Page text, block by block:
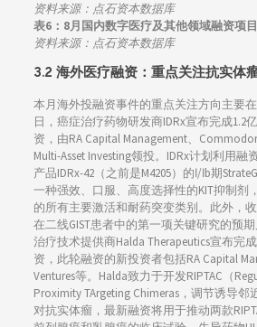
资料来源：点石资本数据库
表6：8月国内数字医疗及其他领域融资项
资料来源：点石资本数据库
3.2 海外医疗融资： 重点关注抗实体
本月海外投融资事件的重点关注方向主要
日，癌症治疗药物研发商IDRx宣布完成1.2
资，由RA Capital Management、
Multi-Asset Investing领投。IDRx计划利用
产品IDRx-42（之前是M4205）的Ⅰ/Ⅰb期
一种强效、口服、高度选择性的KIT抑制剂
的所有主要激活和耐药突变类别。此外，
在二线GIST患者中的第一项关键研究的预
治疗技术提供商Halda Therapeutics宣布完
资，此轮融资的新投资者包括RA Capital
Ventures等。Halda致力于开发RIPTAC（
Proximity TArgeting Chimeras，调节诱导
对抗实体瘤，最新融资将用于推动两款